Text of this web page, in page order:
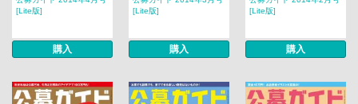
[Lite版]
購入
[Lite版]
購入
[Lite版]
購入